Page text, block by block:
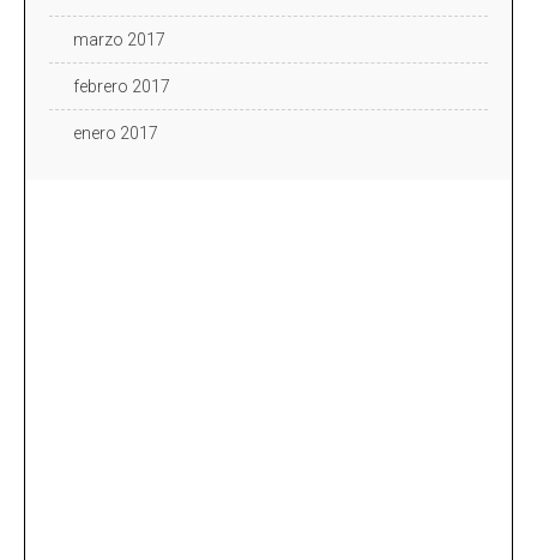
marzo 2017
febrero 2017
enero 2017